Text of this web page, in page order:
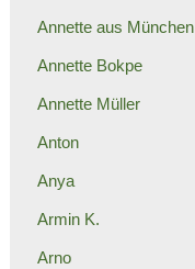
Annette aus München
Annette Bokpe
Annette Müller
Anton
Anya
Armin K.
Arno